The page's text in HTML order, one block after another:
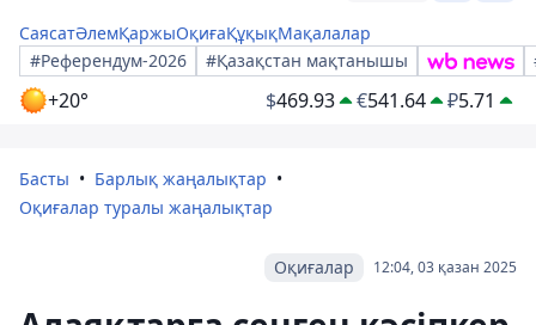
СаясатӘлемҚаржыОқиғаҚұқықМақалалар
#Референдум-2026
#Қазақстан мақтанышы
+20° $469.93 €541.64 ₽5.71
Басты
Барлық жаңалықтар
Оқиғалар туралы жаңалықтар
12:04, 03 қазан 2025
Оқиғалар